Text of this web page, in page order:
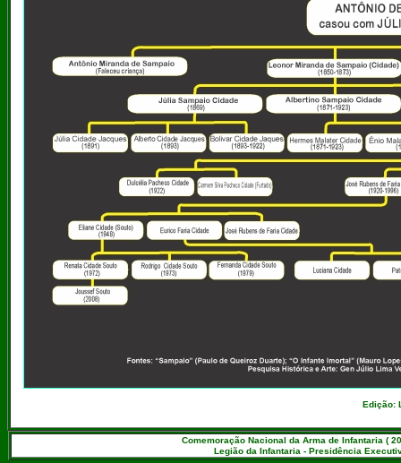
Edição:
Comemoração Nacional da Arma de Infantaria (
Legião da Infantaria - Presidência